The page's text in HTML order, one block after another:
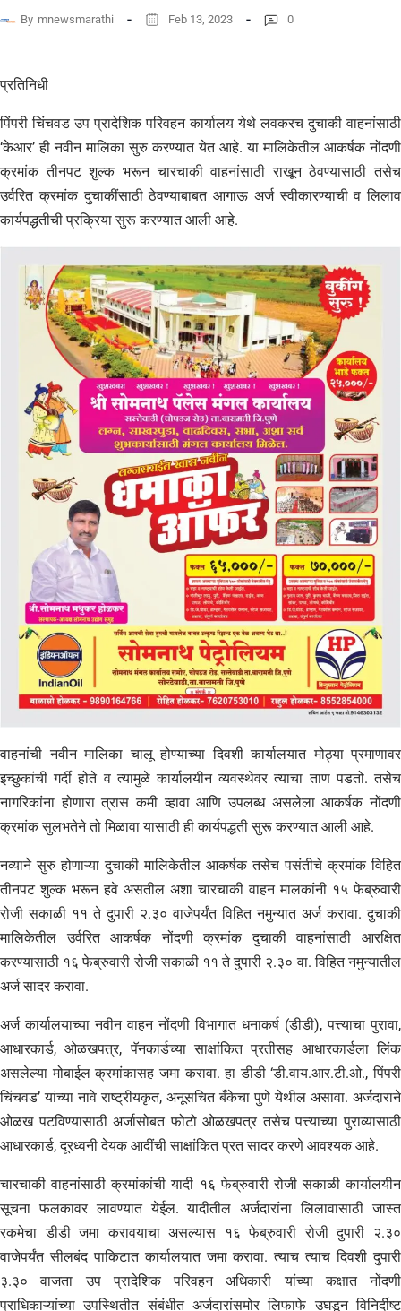
By mnewsmarathi Feb 13, 2023 0
प्रतिनिधी
पिंपरी चिंचवड उप प्रादेशिक परिवहन कार्यालय येथे लवकरच दुचाकी वाहनांसाठी
‘केआर’ ही नवीन मालिका सुरु करण्यात येत आहे. या मालिकेतील आकर्षक नोंदणी
क्रमांक तीनपट शुल्क भरून चारचाकी वाहनांसाठी राखून ठेवण्यासाठी तसेच
उर्वरित क्रमांक दुचाकींसाठी ठेवण्याबाबत आगाऊ अर्ज स्वीकारण्याची व लिलाव
कार्यपद्धतीची प्रक्रिया सुरू करण्यात आली आहे.
वाहनांची नवीन मालिका चालू होण्याच्या दिवशी कार्यालयात मोठ्या प्रमाणावर
इच्छुकांची गर्दी होते व त्यामुळे कार्यालयीन व्यवस्थेवर त्याचा ताण पडतो. तसेच
नागरिकांना होणारा त्रास कमी व्हावा आणि उपलब्ध असलेला आकर्षक नोंदणी
क्रमांक सुलभतेने तो मिळावा यासाठी ही कार्यपद्धती सुरू करण्यात आली आहे.
नव्याने सुरु होणाऱ्या दुचाकी मालिकेतील आकर्षक तसेच पसंतीचे क्रमांक विहित
तीनपट शुल्क भरून हवे असतील अशा चारचाकी वाहन मालकांनी १५ फेब्रुवारी
रोजी सकाळी ११ ते दुपारी २.३० वाजेपर्यंत विहित नमुन्यात अर्ज करावा. दुचाकी
मालिकेतील उर्वरित आकर्षक नोंदणी क्रमांक दुचाकी वाहनांसाठी आरक्षित
करण्यासाठी १६ फेब्रुवारी रोजी सकाळी ११ ते दुपारी २.३० वा. विहित नमुन्यातील
अर्ज सादर करावा.
अर्ज कार्यालयाच्या नवीन वाहन नोंदणी विभागात धनाकर्ष (डीडी), पत्त्याचा पुरावा,
आधारकार्ड, ओळखपत्र, पॅनकार्डच्या साक्षांकित प्रतीसह आधारकार्डला लिंक
असलेल्या मोबाईल क्रमांकासह जमा करावा. हा डीडी ‘डी.वाय.आर.टी.ओ., पिंपरी
चिंचवड’ यांच्या नावे राष्ट्रीयकृत, अनूसचित बँकेचा पुणे येथील असावा. अर्जदाराने
ओळख पटविण्यासाठी अर्जासोबत फोटो ओळखपत्र तसेच पत्त्याच्या पुराव्यासाठी
आधारकार्ड, दूरध्वनी देयक आदींची साक्षांकित प्रत सादर करणे आवश्यक आहे.
चारचाकी वाहनांसाठी क्रमांकांची यादी १६ फेब्रुवारी रोजी सकाळी कार्यालयीन
सूचना फलकावर लावण्यात येईल. यादीतील अर्जदारांना लिलावासाठी जास्त
रकमेचा डीडी जमा करावयाचा असल्यास १६ फेब्रुवारी रोजी दुपारी २.३०
वाजेपर्यंत सीलबंद पाकिटात कार्यालयात जमा करावा. त्याच त्याच दिवशी दुपारी
३.३० वाजता उप प्रादेशिक परिवहन अधिकारी यांच्या कक्षात नोंदणी
प्राधिकाऱ्यांच्या उपस्थितीत संबंधीत अर्जदारांसमोर लिफाफे उघडून विनिर्दीष्ट